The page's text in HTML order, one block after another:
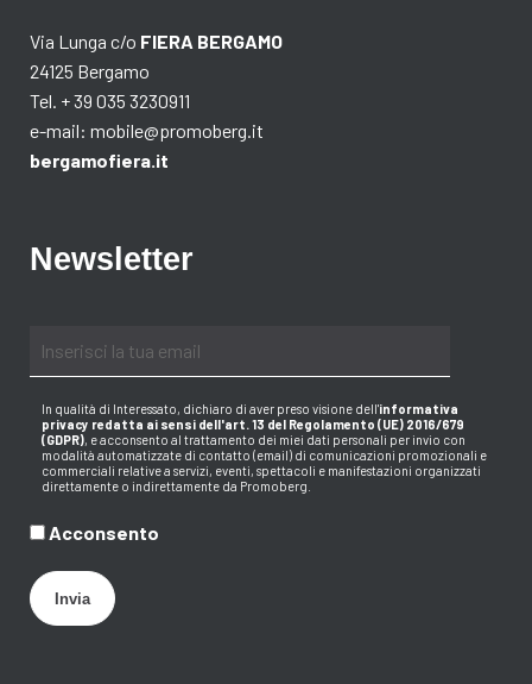
Via Lunga c/o FIERA BERGAMO
24125 Bergamo
Tel. + 39 035 3230911
e-mail: mobile@promoberg.it
bergamofiera.it
Newsletter
In qualità di Interessato, dichiaro di aver preso visione dell'informativa
privacy redatta ai sensi dell'art. 13 del Regolamento (UE) 2016/679
(GDPR), e acconsento al trattamento dei miei dati personali per invio con
modalità automatizzate di contatto (email) di comunicazioni promozionali e
commerciali relative a servizi, eventi, spettacoli e manifestazioni organizzati
direttamente o indirettamente da Promoberg.
Acconsento
Invia